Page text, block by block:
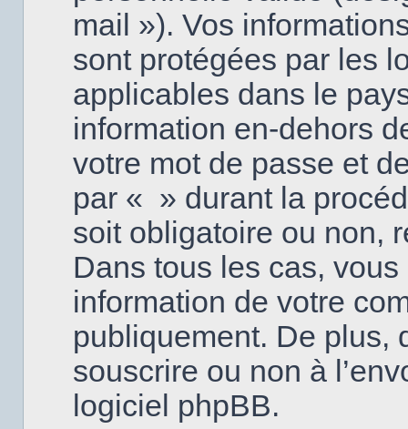
mail »). Vos
sont protégées par les
applicables dans le
information en-dehors
votre mot de passe et
par « » durant la
soit obligatoire ou non,
Dans tous les cas,
information de votre
publiquement. De plus,
souscrire ou non à
logiciel phpBB.